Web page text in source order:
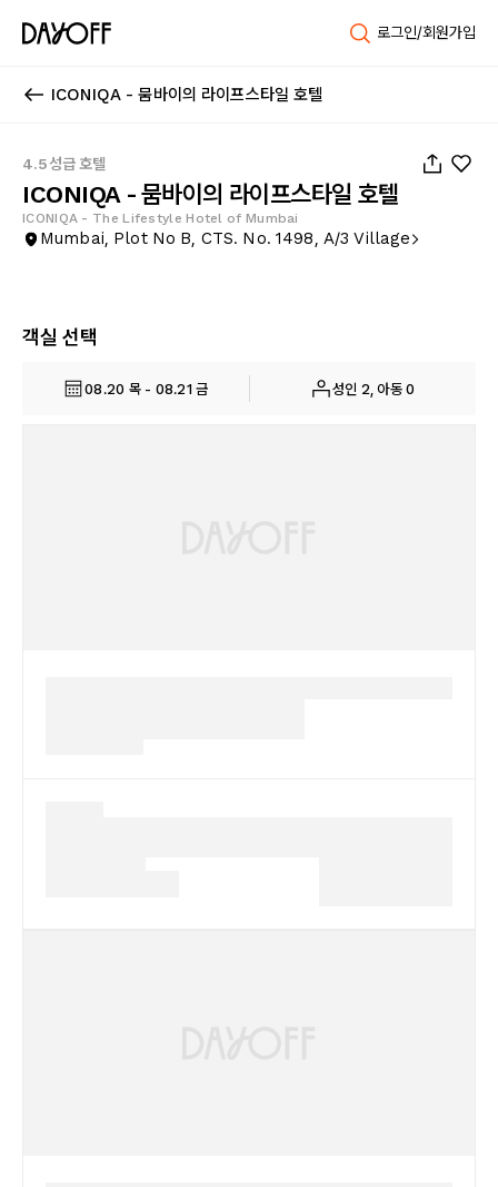
로그인/회원가입
ICONIQA - 뭄바이의 라이프스타일 호텔
4.5성급 호텔
ICONIQA - 뭄바이의 라이프스타일 호텔
ICONIQA - The Lifestyle Hotel of Mumbai
Mumbai, Plot No B, CTS. No. 1498, A/3 Village
객실 선택
08.20 목 - 08.21 금 성인 2, 아동 0